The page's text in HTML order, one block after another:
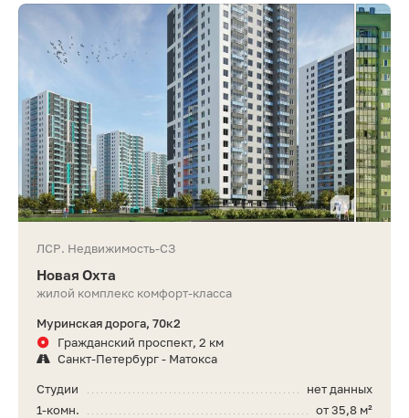
ЛСР. Недвижимость-СЗ
Новая Охта
жилой комплекс комфорт-класса
Муринская дорога, 70к2
Гражданский проспект, 2 км
Санкт-Петербург - Матокса
нет данных
Студии
от 35,8 м²
1-комн.